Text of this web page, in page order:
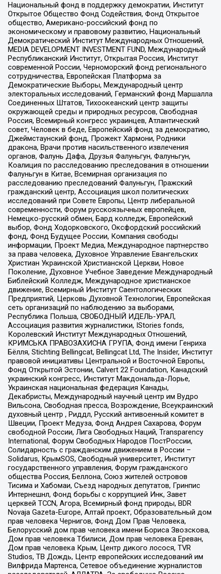
Национальный фонд в поддержку демократии, Институт
Открытое Общество Фонд Содействия, Фонд Открытое
общество, Американо-российский фонд по
экономическому и правовому развитию, Национальный
Демократический Институт Международных Отношений,
MEDIA DEVELOPMENT INVESTMENT FUND, Международный
Республиканский Институт, Открытая Россия, Институт
современной России, Черноморский фонд регионального
сотрудничества, Европейская Платформа за
Демократические Выборы, Международный центр
электоральных исследований, Германский фонд Маршалла
Соединенных Штатов, Тихоокеанский центр защиты
окружающей среды и природных ресурсов, Свободная
Россия, Всемирный конгресс украинцев, Атлантический
совет, Человек в беде, Европейский фонд за демократию,
Джеймстаунский фонд, Прожект Хармони, Родники
дракона, Врачи против насильственного извлечения
органов, Фалунь Дафа, Друзья Фалуньгун, Фалуньгун,
Коалиция по расследованию преследования в отношении
Фалуньгун в Китае, Всемирная организация по
расследованию преследований Фалуньгун, Пражский
гражданский центр, Ассоциация школ политических
исследований при Совете Европы, Центр либеральной
современности, Форум русскоязычных европейцев,
Немецко-русский обмен, Бард колледж, Европейский
выбор, Фонд Ходорковского, Оксфордский российский
фонд, Фонд Будущее России, Компания свободы
информации, Проект Медиа, Международное партнерство
за права человека, Духовное Управление Евангельских
Христиан Украинской Христианской Церкви, Новое
Поколение, Духовное Учебное Заведение Международный
Библейский Колледж, Международное христианское
движение, Всемирный Институт Саентологических
Предприятий, Церковь Духовной Технологии, Европейская
сеть организаций по наблюдению за выборами,
Республика Польша, СВОБОДНЫЙ ИДЕЛЬ-УРАЛ,
Ассоциация развития журналистики, IStories fonds,
Королевский Институт Международных Отношений,
КРИМСЬКА ПРАВОЗАХИСНА ГРУПА, Фонд имени Генриха
Бёлля, Stichting Bellingcat, Bellingcat Ltd, The Insider, Институт
правовой инициативы Центральной и Восточной Европы,
Фонд Открытой Эстонии, Calvert 22 Foundation, Канадский
украинский конгресс, Институт Макдональда-Лорье,
Украинская национальная федерация Канады,
Декабристы, Международный научный центр им Вудро
Вильсона, Свободная пресса, Возрождение, Всеукраинский
духовный центр , Риддл, Русский антивоенный комитет в
Швеции, Проект Медуза, Фонд Андрея Сахарова, Форум
свободной России, Лига Свободных Наций, Transparеncy
International, Форум Свободных Народов ПостРоссии,
Солидарность с гражданским движением в России –
Solidarus, КрымSOS, Свободный университет, Институт
государственного управления, Форум гражданского
общества Россия, Беллона, Союз жителей островов
Тисима и Хабомаи, Съезд народных депутатов, Гринпис
Интернешнл, Фонд борьбы с коррупцией Инк, Завет
церквей TCCN, Агора, Всемирный фонд природы, BDR
Novaja Gazeta-Europe, Алтай проект, Образовательный дом
прав человека Чернигов, Фонд Дом Прав Человека,
Белорусский дом прав человека имени Бориса Звозскова,
Дом прав человека Тбилиси, Дом прав человека Ереван,
Дом прав человека Крым, Центр дикого лосося, TVR
Studios, ТВ Дождь, Центр европейских исследований им
Вилфрида Мартенса, Сетевое объединение журналистов